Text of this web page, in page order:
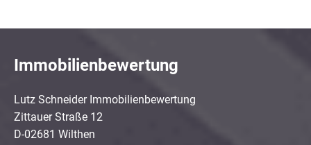
Immobilienbewertung
Lutz Schneider Immobilienbewertung
Zittauer Straße 12
D-02681 Wilthen